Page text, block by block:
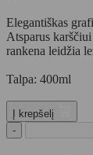
Elegantiškas
Atsparus
rankena leidžia
Talpa: 400ml
Į krepšelį
-